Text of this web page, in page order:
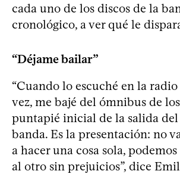
cada uno de los discos de la
cronológico, a ver qué le
“Déjame bailar”
“Cuando lo escuché en la
vez, me bajé del ómnibus de
puntapié inicial de la salida del
banda. Es la presentación: no
a hacer una cosa sola,
al otro sin prejuicios”, dice